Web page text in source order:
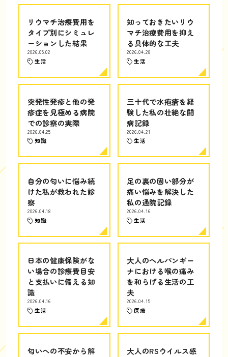
リウマチ治療費用を
タイプ別にシミュレ
ーションした結果
2026.05.02
生活
知っておきたいリウ
マチ治療費用を抑え
る具体的な工夫
2026.04.28
生活
突発性発疹と他の発
疹症を見極める病院
での診察の実際
2026.04.25
知識
三十代で水疱瘡を経
験した私の壮絶な闘
病記録
2026.04.21
生活
自分の匂いに悩み続
けた私が救われた診
察
2026.04.18
知識
足の裏の固い部分が
痛い悩みを解決した
私の通院記録
2026.04.16
生活
日本の健康保険がな
い場合の診療費目安
と支払いに備える知
識
2026.04.16
生活
大人のヘルパンギー
ナにおける喉の痛み
を和らげる生活の工
夫
2026.04.15
医療
匂いへの不安から解
大人のRSウイルス感